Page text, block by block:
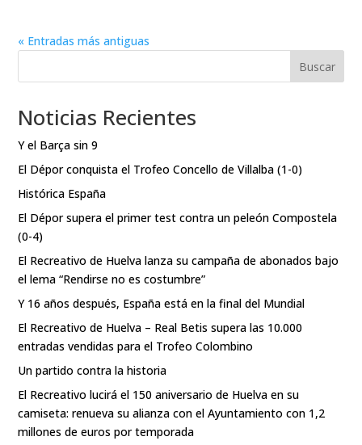
« Entradas más antiguas
Buscar
Noticias Recientes
Y el Barça sin 9
El Dépor conquista el Trofeo Concello de Villalba (1-0)
Histórica España
El Dépor supera el primer test contra un peleón Compostela
(0-4)
El Recreativo de Huelva lanza su campaña de abonados bajo
el lema “Rendirse no es costumbre”
Y 16 años después, España está en la final del Mundial
El Recreativo de Huelva – Real Betis supera las 10.000
entradas vendidas para el Trofeo Colombino
Un partido contra la historia
El Recreativo lucirá el 150 aniversario de Huelva en su
camiseta: renueva su alianza con el Ayuntamiento con 1,2
millones de euros por temporada